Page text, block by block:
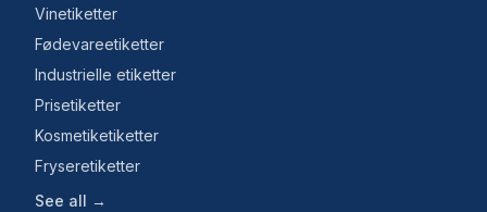
Vinetiketter
Fødevareetiketter
Industrielle etiketter
Prisetiketter
Kosmetiketiketter
Fryseretiketter
See all →